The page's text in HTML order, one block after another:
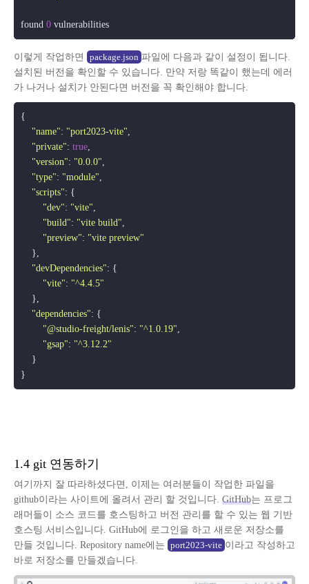
found 0
이렇게 작업하면 package.json 파일에 다음과 같이 설정이 됩니다.
설치된 버전을 확인할 수 있습니다. 만약 저랑 똑같이 했는데 에러
가 나거나 설치가 안된다면 버전을 꼭 확인해야 합니다.
{
"name": "port2023-vite",
"private": true,
"version": "0.0.0",
"type": "module",
"scripts": {
"dev": "vite",
"build": "vite build",
"preview": "vite preview"
    },
"devDependencies": {
"vite": "^4.4.5"
    },
"dependencies": {
"@studio-freight/lenis": "^1.0.19",
"gsap": "^3.12.2"
    }
1.4 git 연동하기
여기까지 잘 따라하셨다면, 이제는 여러분들이 작업한 파일을
github이라는 사이트에 올려서 관리 할 것입니다. GitHub는 프로그
래머들이 소스 코드를 호스팅하고 버전 관리를 할 수 있는 웹 기반
호스팅 서비스입니다. GitHub에 로그인을 하고 새로운 저장소를
만들 것입니다. Repository name에는
port2023-vite 이라고 작성하고
바로 저장소를 만들겠습니다.